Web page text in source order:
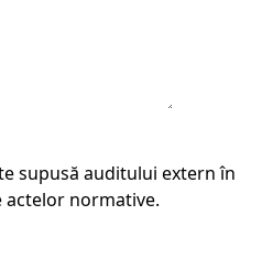
supusă auditului extern în
normative.